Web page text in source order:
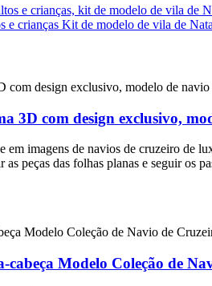
e crianças Kit de modelo de vila de
3D com design exclusivo,
em imagens de navios de cruzeiro de
as peças das folhas planas e seguir os
cabeça Modelo Coleção de